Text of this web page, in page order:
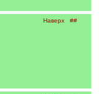
Наверх ##